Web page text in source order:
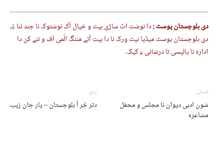
دی بلوچستان پوسٹ :دا نوشت اٹ ساڑی ہیت و خیال آک نوشتوک نا جند ئنا ءُ،
دی بلوچستان پوسٹ میڈیا نیٹ ورک نا دا ہیت آتے مَننگ الّمی اَف و نئے کن دا
ادارہ نا پالیسی تا درشانی ءِ کیک۔
پدی
دتر چُر آ بلوچستان – یار جان زیب
مُستی
شون ادبی دیوان نا مجلس و محفل
مشاعرہ